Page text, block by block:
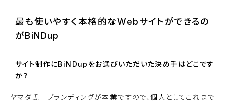
最も使いやすく本格的なWebサイトができるの
がBiNDup
サイト制作にBiNDupをお選びいただいた決め手はどこです
か？
ヤマダ氏 ブランディングが本業ですので、個人としてこれまで